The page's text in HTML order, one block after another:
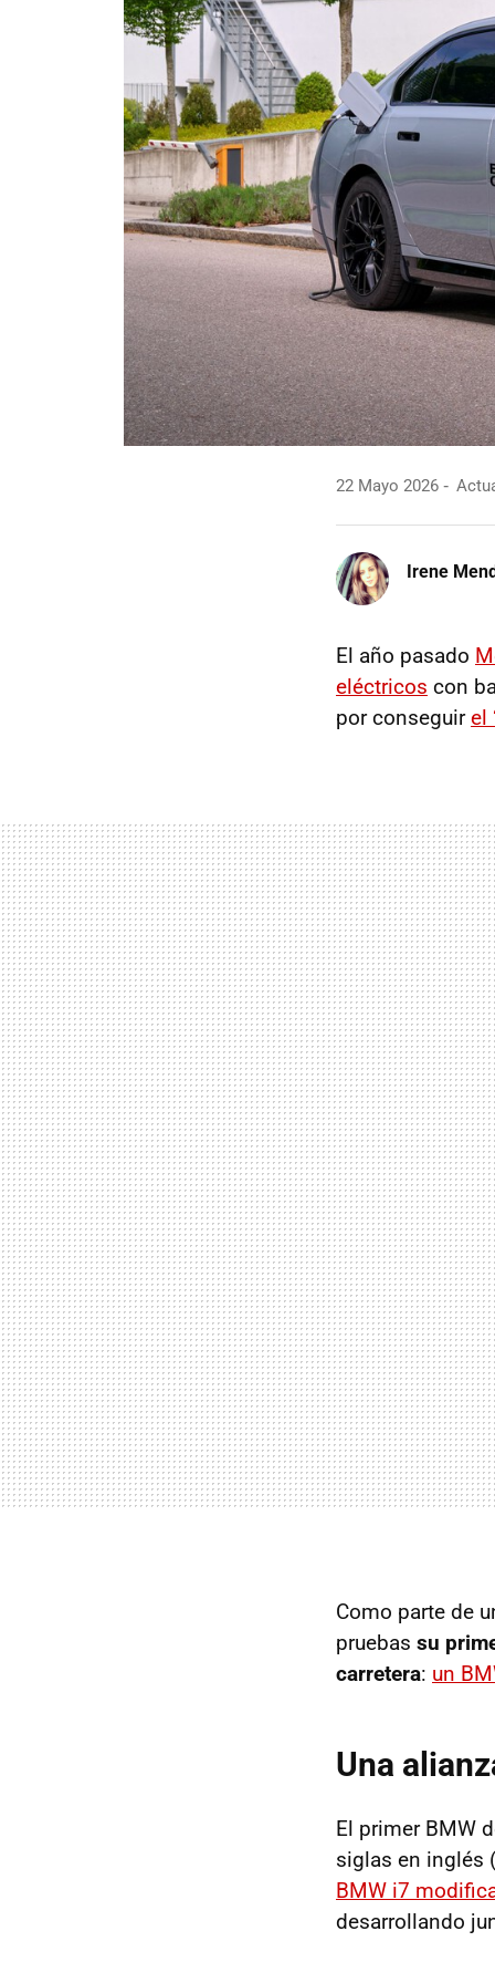
22 Mayo 2026
Irene
El año pasado
eléctricos con
por conseguirel
Como parte de
pruebas su
carretera: un
Una
El primer BMW
siglas en inglés
BMW i7
desarrollando